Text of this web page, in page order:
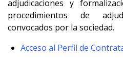
adjudicaciones y
procedimientos de
convocados por la sociedad.
Acceso al Perfil de